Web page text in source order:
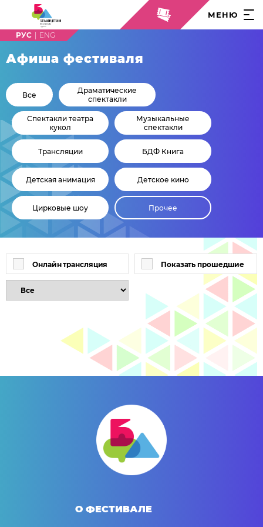
МЕНЮ
Афиша фестиваля
Все
Драматические
спектакли
Cпектакли театра
кукол
Музыкальные
спектакли
Трансляции БДФ Книга
Детская анимация Детское кино
Цирковые шоу Прочее
Онлайн трансляция Показать прошедшие
О ФЕСТИВАЛЕ